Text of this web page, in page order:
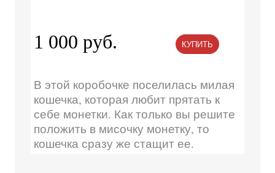
1 000 руб. КУПИТЬ
В этой коробочке поселилась милая
кошечка, которая любит прятать к
себе монетки. Как только вы решите
положить в мисочку монетку, то
кошечка сразу же стащит ее.